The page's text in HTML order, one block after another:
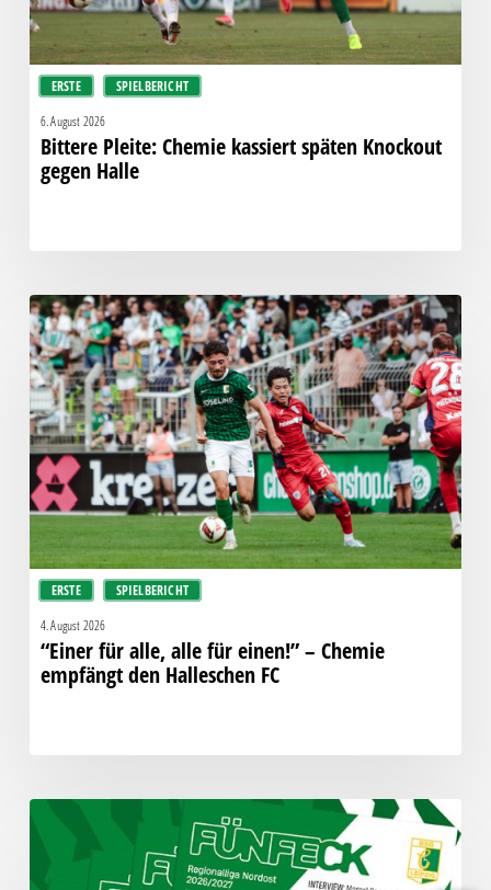
ERSTE SPIELBERICHT
6. August 2026
Bittere Pleite: Chemie kassiert späten Knockout
gegen Halle
ERSTE SPIELBERICHT
“Einer
für
alle,
alle
für
einen!”
–
Chemie
empfängt
den
Halleschen
FC
4. August 2026
“Einer für alle, alle für einen!” – Chemie
empfängt den Halleschen FC
Fünfeck
Nr.